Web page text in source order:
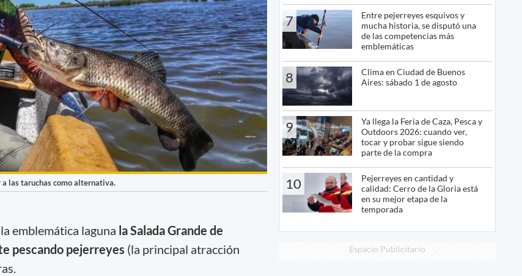
a las taruchas como alternativa.
emblemática laguna la Salada Grande de
pescando pejerreyes (la principal atracción
7
Entre pejerreyes esquivos y
mucha historia, se disputó una
de las competencias más
emblemáticas
8
Clima en Ciudad de Buenos
Aires: sábado 1 de agosto
9
Ya llega la Feria de Caza, Pesca y
Outdoors 2026: cuando ver,
tocar y probar sigue siendo
parte de la compra
10
Pejerreyes en cantidad y
calidad: Cerro de la Gloria está
en su mejor etapa de la
temporada
Espacio Publicitario